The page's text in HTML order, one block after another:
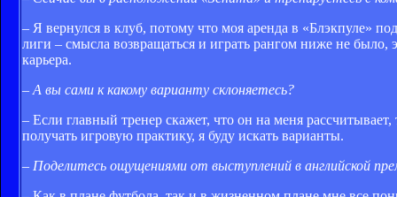
– Я вернулся в клуб, потому что моя аренда в «Блэкпуле»
лиги – смысла возвращаться и играть рангом ниже не было,
карьера.
– А вы сами к какому варианту склоняетесь?
– Если главный тренер скажет, что он на меня
получать игровую практику, я буду искать варианты.
– Поделитесь ощущениями от выступлений в английской